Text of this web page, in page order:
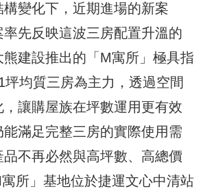
變化下，近期進場的新案
先反映這波三房配置升溫的
建設推出的「M寓所」極具指
坪均質三房為主力，透過空間
讓購屋族在坪數運用更有效
滿足完整三房的實際使用需
不再必然與高坪數、高總價
所」基地位於捷運文心中清站